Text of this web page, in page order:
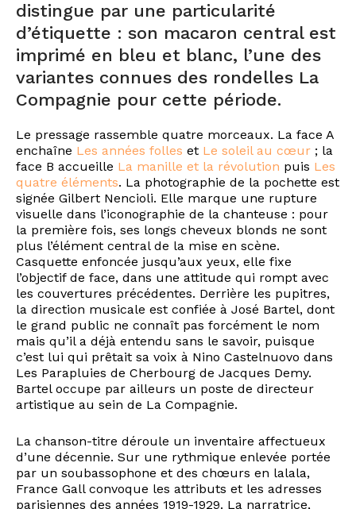
distingue par une particularité
d’étiquette : son macaron central est
imprimé en bleu et blanc, l’une des
variantes connues des rondelles La
Compagnie pour cette période.
Le pressage rassemble quatre morceaux. La face A
enchaîne Les années folles et Le soleil au cœur ; la
face B accueille La manille et la révolution puis Les
quatre éléments. La photographie de la pochette est
signée Gilbert Nencioli. Elle marque une rupture
visuelle dans l’iconographie de la chanteuse : pour
la première fois, ses longs cheveux blonds ne sont
plus l’élément central de la mise en scène.
Casquette enfoncée jusqu’aux yeux, elle fixe
l’objectif de face, dans une attitude qui rompt avec
les couvertures précédentes. Derrière les pupitres,
la direction musicale est confiée à José Bartel, dont
le grand public ne connaît pas forcément le nom
mais qu’il a déjà entendu sans le savoir, puisque
c’est lui qui prêtait sa voix à Nino Castelnuovo dans
Les Parapluies de Cherbourg de Jacques Demy.
Bartel occupe par ailleurs un poste de directeur
artistique au sein de La Compagnie.
La chanson-titre déroule un inventaire affectueux
d’une décennie. Sur une rythmique enlevée portée
par un soubassophone et des chœurs en lalala,
France Gall convoque les attributs et les adresses
parisiennes des années 1919-1929. La narratrice,